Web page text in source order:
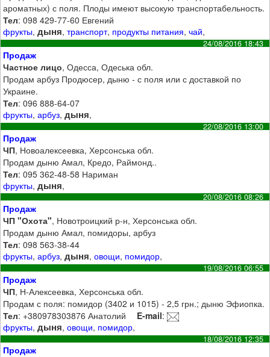
ароматных) с поля. Плоды имеют высокую транспортабельность.
Тел: 098 429-77-60 Евгений
фрукты,дыня,транспорт, продукты питания,чай,
24/08/2016 18:43
Продаж
Частное лицо, Одесса, Одеська обл.
Продам арбуз Продюсер, дыню - с поля или с доставкой по
Украине.
Тел: 096 888-64-07
фрукты,арбуз,дыня,
22/08/2016 13:00
Продаж
ЧП, Новоалексеевка, Херсонська обл.
Продам дыню Амал, Кредо, Раймонд..
Тел: 095 362-48-58 Нариман
фрукты,дыня,
20/08/2016 08:26
Продаж
ЧП "Охота", Новотроицкий р-н, Херсонська обл.
Продам дыню Амал, помидоры, арбуз
Тел: 098 563-38-44
фрукты,арбуз,дыня,овощи, помидор,
19/08/2016 06:55
Продаж
ЧП, Н-Алексеевка, Херсонська обл.
Продам с поля: помидор (3402 и 1015) - 2,5 грн.; дыню Эфиопка.
Тел: +380978303876 Анатолий E-mail:
фрукты,дыня,овощи, помидор,
18/08/2016 12:35
Продаж